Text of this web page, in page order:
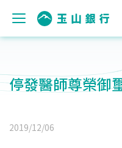
停發醫師尊榮御
2019/12/06